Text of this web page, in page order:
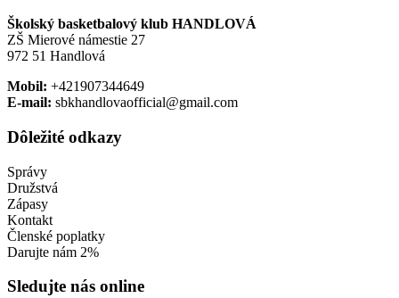
Školský basketbalový klub HANDLOVÁ
ZŠ Mierové námestie 27
972 51 Handlová
Mobil: +421907344649
E-mail: sbkhandlovaofficial@gmail.com
Dôležité odkazy
Správy
Družstvá
Zápasy
Kontakt
Členské poplatky
Darujte nám 2%
Sledujte nás online